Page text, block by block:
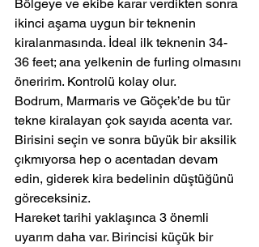
Bölgeye ve ekibe karar verdikten sonra
ikinci aşama uygun bir teknenin
kiralanmasında. İdeal ilk teknenin 34-
36 feet; ana yelkenin de furling olmasını
öneririm. Kontrolü kolay olur.
Bodrum, Marmaris ve Göçek’de bu tür
tekne kiralayan çok sayıda acenta var.
Birisini seçin ve sonra büyük bir aksilik
çıkmıyorsa hep o acentadan devam
edin, giderek kira bedelinin düştüğünü
göreceksiniz.
Hareket tarihi yaklaşınca 3 önemli
uyarım daha var. Birincisi küçük bir